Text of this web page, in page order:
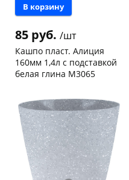
В корзину
85 руб. /шт
Кашпо пласт. Алиция
160мм 1,4л с подставкой
белая глина М3065
склад
шт
Чернышевского,
147а
1
шт
Конева, 36
2 шт
Пошехонское ш, 18 5 шт
Код товара
29649